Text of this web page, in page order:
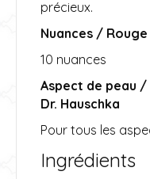
précieux.
Nuances /
10 nuances
Aspect de peau
Dr. Hauschka
Pour tous les
Ingrédients